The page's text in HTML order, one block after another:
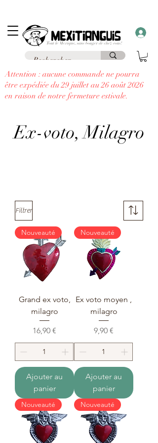
Attention : aucune commande ne pourra
être expédiée du 29 juillet au 26 août 2026
en raison de notre fermeture estivale.
Ex-voto, Milagro
Filtrer
Nouveauté
Grand ex voto,
milagro
Prix
16,90 €
Ajouter au
panier
Nouveauté
Ex voto moyen ,
milagro
Prix
9,90 €
Ajouter au
panier
Nouveauté Nouveauté